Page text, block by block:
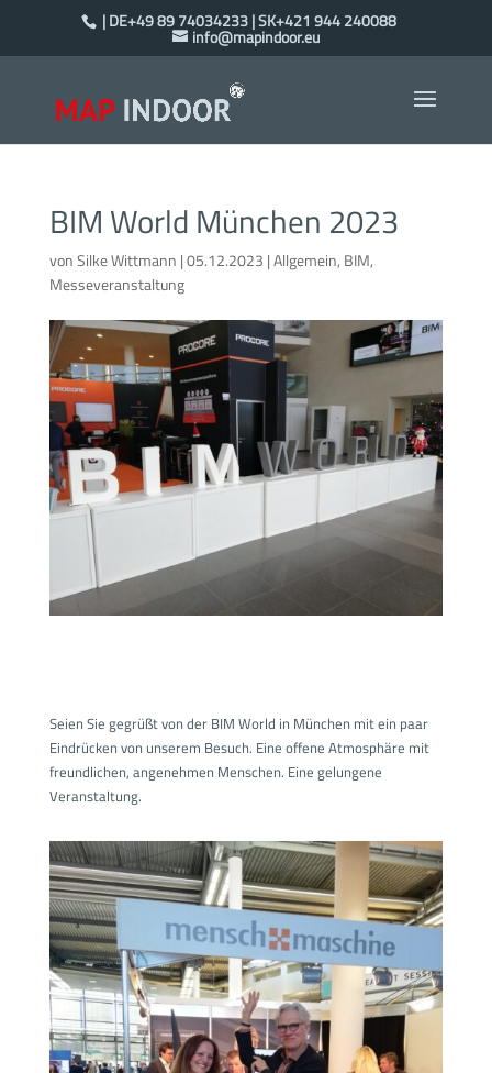
| DE+49 89 74034233 | SK+421 944 240088
info@mapindoor.eu
BIM World München 2023
vonSilke Wittmann |05.12.2023 |Allgemein, BIM,
Messeveranstaltung
Seien Sie gegrüßt von der BIM World in München mit ein paar
Eindrücken von unserem Besuch. Eine offene Atmosphäre mit
freundlichen, angenehmen Menschen. Eine gelungene
Veranstaltung.